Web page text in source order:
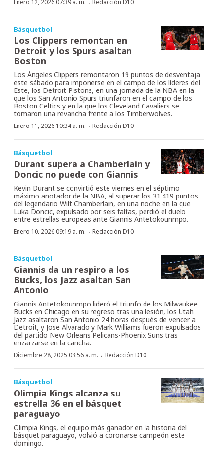
Enero 12, 2026 07:39 a. m. · Redacción D10
Básquetbol
Los Clippers remontan en
Detroit y los Spurs asaltan
Boston
Los Ángeles Clippers remontaron 19 puntos de desventaja
este sábado para imponerse en el campo de los líderes del
Este, los Detroit Pistons, en una jornada de la NBA en la
que los San Antonio Spurs triunfaron en el campo de los
Boston Celtics y en la que los Cleveland Cavaliers se
tomaron una revancha frente a los Timberwolves.
Enero 11, 2026 10:34 a. m. · Redacción D10
Básquetbol
Durant supera a Chamberlain y
Doncic no puede con Giannis
Kevin Durant se convirtió este viernes en el séptimo
máximo anotador de la NBA, al superar los 31.419 puntos
del legendario Wilt Chamberlain, en una noche en la que
Luka Doncic, expulsado por seis faltas, perdió el duelo
entre estrellas europeas ante Giannis Antetokounmpo.
Enero 10, 2026 09:19 a. m. · Redacción D10
Básquetbol
Giannis da un respiro a los
Bucks, los Jazz asaltan San
Antonio
Giannis Antetokounmpo lideró el triunfo de los Milwaukee
Bucks en Chicago en su regreso tras una lesión, los Utah
Jazz asaltaron San Antonio 24 horas después de vencer a
Detroit, y Jose Alvarado y Mark Williams fueron expulsados
del partido New Orleans Pelicans-Phoenix Suns tras
enzarzarse en la cancha.
Diciembre 28, 2025 08:56 a. m. · Redacción D10
Básquetbol
Olimpia Kings alcanza su
estrella 36 en el básquet
paraguayo
Olimpia Kings, el equipo más ganador en la historia del
básquet paraguayo, volvió a coronarse campeón este
domingo.